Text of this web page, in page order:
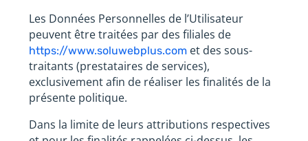
Les Données Personnelles de l’Utilisateur
peuvent être traitées par des filiales de
https://www.soluwebplus.com et des sous-
traitants (prestataires de services),
exclusivement afin de réaliser les finalités de la
présente politique.
Dans la limite de leurs attributions respectives